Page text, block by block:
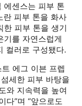
에센스는 피부 톤
피부 톤을 화사
한 피부 톤을 생기
기를 자연스럽게
컬러로 구성됐다.
트 에그 이븐 프렙
세한 피부 바탕을
와 지속력을 높여
다”며 “앞으로도